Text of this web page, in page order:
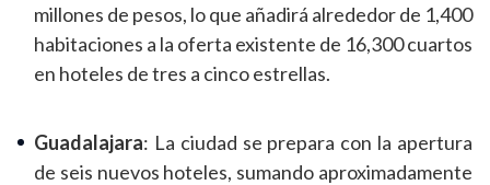
millones de pesos, lo que añadirá alrededor de 1,400
habitaciones a la oferta existente de 16,300 cuartos
en hoteles de tres a cinco estrellas.
Guadalajara: La ciudad se prepara con la apertura
de seis nuevos hoteles, sumando aproximadamente